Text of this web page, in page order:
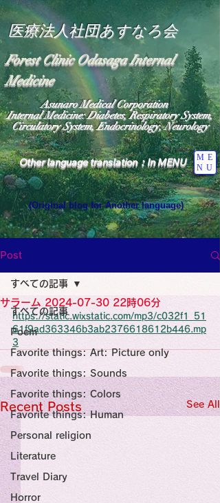
医療法人社団あすなろ会
Forest Clinic Odasaga Internal
Medicine
Other language translation：In MENU
ME
NU
Asunaro Medical Corporation
Internal Medicine: Diabetes, Respiratory System,
Circulatory System, Endocrinology, Neurology
(Original blog for Another language)
Heavens: Beyond the Universe: The World
the God of Light Resides"
Medicine Specialist
Specialist
Wide Blog
Medicine
Religion
Post
すべての記事
Poem
Favorite things: Art: Picture only
Favorite things: Sounds
Favorite things: Colors
Favorite things: Human
Personal religion
Literature
Travel Diary
Horror
すべての記事
サラーム 2024-07-30 22時06分
https://static.wixstatic.com/mp3/c032f1_51
61f9ad363346b3ab2376618612b446.mp
3
Recent Posts See All